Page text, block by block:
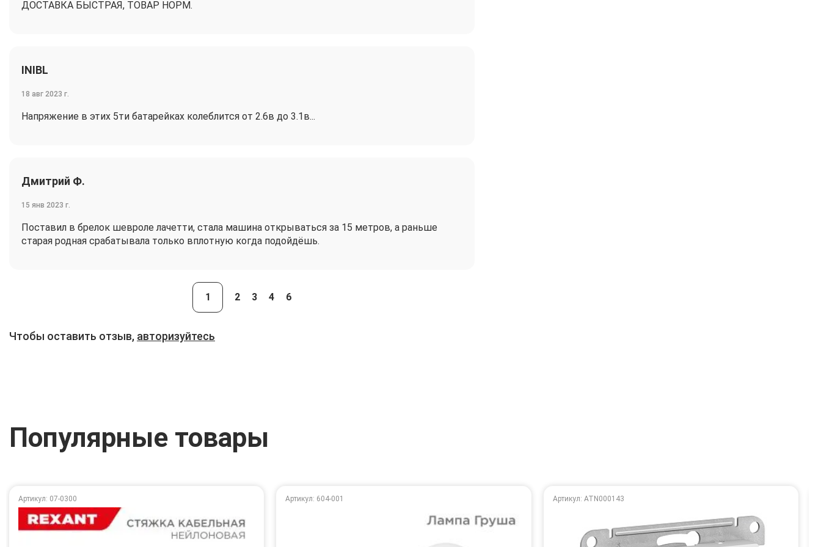
ДОСТАВКА БЫСТРАЯ, ТОВАР НОРМ.
INIBL
18 авг 2023 г.
Напряжение в этих 5ти батарейках колеблится от 2.6в до 3.1в...
Дмитрий Ф.
15 янв 2023 г.
Поставил в брелок шевроле лачетти, стала машина открываться за 15 метров, а раньше
старая родная срабатывала только вплотную когда подойдёшь.
1 2 3 4 6
Чтобы оставить отзыв, авторизуйтесь
Популярные товары
Артикул: 07-0300 Артикул: 604-001 Артикул: ATN000143